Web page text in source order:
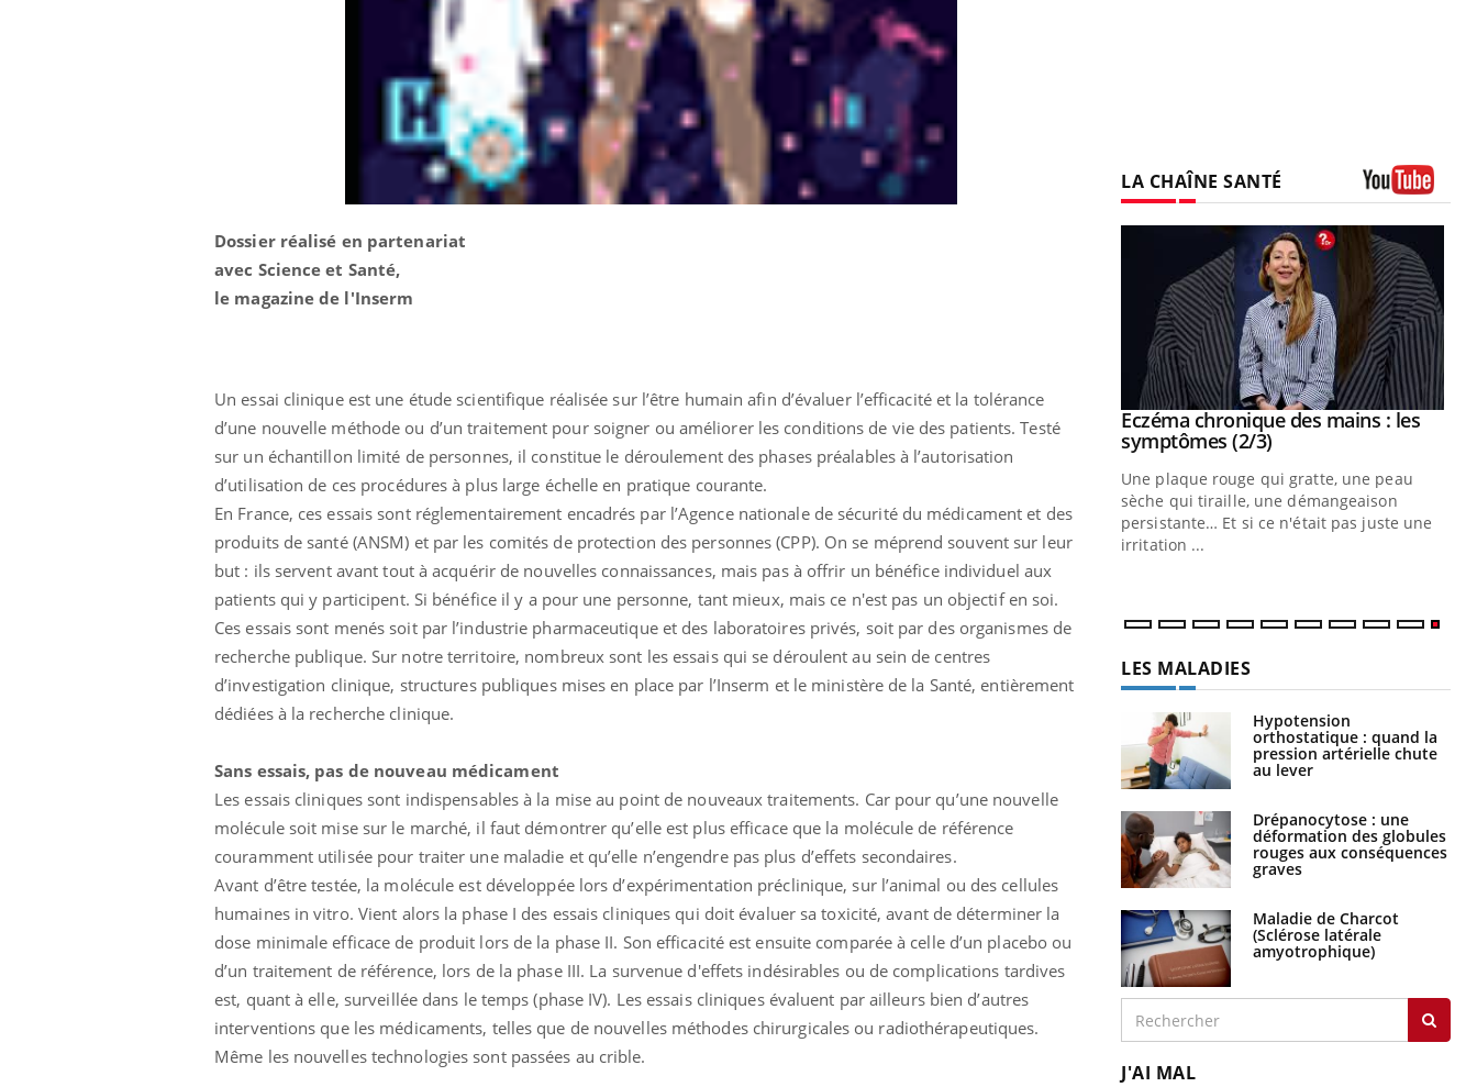
Dossier réalisé en partenariat
avec Science et Santé,
le magazine de l'Inserm
Un essai clinique est une étude scientifique réalisée sur l’être humain afin d’évaluer l’efficacité et la tolérance
d’une nouvelle méthode ou d’un traitement pour soigner ou améliorer les conditions de vie des patients. Testé
sur un échantillon limité de personnes, il constitue le déroulement des phases préalables à l’autorisation
d’utilisation de ces procédures à plus large échelle en pratique courante.
En France, ces essais sont réglementairement encadrés par l’Agence nationale de sécurité du médicament et des
produits de santé (ANSM) et par les comités de protection des personnes (CPP). On se méprend souvent sur leur
but : ils servent avant tout à acquérir de nouvelles connaissances, mais pas à offrir un bénéfice individuel aux
patients qui y participent. Si bénéfice il y a pour une personne, tant mieux, mais ce n'est pas un objectif en soi.
Ces essais sont menés soit par l’industrie pharmaceutique et des laboratoires privés, soit par des organismes de
recherche publique. Sur notre territoire, nombreux sont les essais qui se déroulent au sein de centres
d’investigation clinique, structures publiques mises en place par l’Inserm et le ministère de la Santé, entièrement
dédiées à la recherche clinique.
Sans essais, pas de nouveau médicament
Les essais cliniques sont indispensables à la mise au point de nouveaux traitements. Car pour qu’une nouvelle
molécule soit mise sur le marché, il faut démontrer qu’elle est plus efficace que la molécule de référence
couramment utilisée pour traiter une maladie et qu’elle n’engendre pas plus d’effets secondaires.
Avant d’être testée, la molécule est développée lors d’expérimentation préclinique, sur l’animal ou des cellules
humaines in vitro. Vient alors la phase I des essais cliniques qui doit évaluer sa toxicité, avant de déterminer la
dose minimale efficace de produit lors de la phase II. Son efficacité est ensuite comparée à celle d’un placebo ou
d’un traitement de référence, lors de la phase III. La survenue d'effets indésirables ou de complications tardives
est, quant à elle, surveillée dans le temps (phase IV). Les essais cliniques évaluent par ailleurs bien d’autres
interventions que les médicaments, telles que de nouvelles méthodes chirurgicales ou radiothérapeutiques.
Même les nouvelles technologies sont passées au crible.
LA CHAÎNE SANTÉ
COUP DE FOOD sur le diabèteYoutube
Coup de food sur le diabète, c'est votre
nouveau rendez-vous culinaire qui
bouscule les idées reçues ! Dans cet
épisode, une ...
Youtube
Quand l’entreprise mise sur le bien
être globalYoutube
"Les rendez-vous de la santé et de la
qualité de vie au travail" de Pourquoi
Docteur reçoivent Régis Blugeon, DRH et
directeur ...
Youtube
Eczéma chronique des mains : au
quotidien (3/3)Youtube
comment protéger vos mains au quotidien
et éviter les ...
Youtube
Eczéma chronique des mains : les
symptômes (2/3)Youtube
Une plaque rouge qui gratte, une peau
sèche qui tiraille, une démangeaison
persistante… Et si ce n'était pas juste une
irritation ...
LES MALADIES
Hypotension
orthostatique : quand la
pression artérielle chute
au lever
Drépanocytose : une
déformation des globules
rouges aux conséquences
graves
Maladie de Charcot
(Sclérose latérale
amyotrophique)
J'AI MAL